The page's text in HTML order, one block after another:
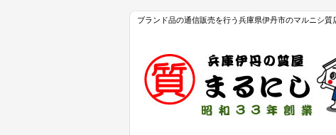
ブランド品の通信販売を行う兵庫県伊丹市のマルニシ